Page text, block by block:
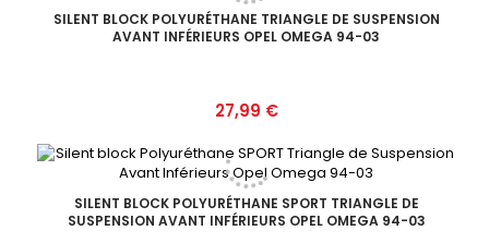
SILENT BLOCK POLYURÉTHANE TRIANGLE DE SUSPENSION
AVANT INFÉRIEURS OPEL OMEGA 94-03
Prix
27,99 €
SILENT BLOCK POLYURÉTHANE SPORT TRIANGLE DE
SUSPENSION AVANT INFÉRIEURS OPEL OMEGA 94-03